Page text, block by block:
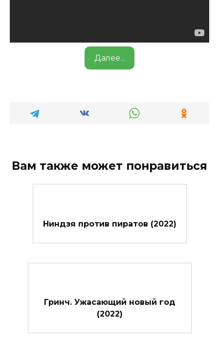
Далее...
Вам также может понравиться
Ниндзя против пиратов (2022)
Гринч. Ужасающий новый год
(2022)